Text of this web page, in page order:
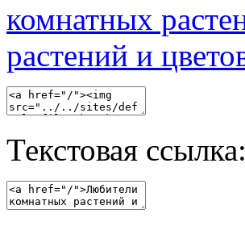
Текстовая ссылка: